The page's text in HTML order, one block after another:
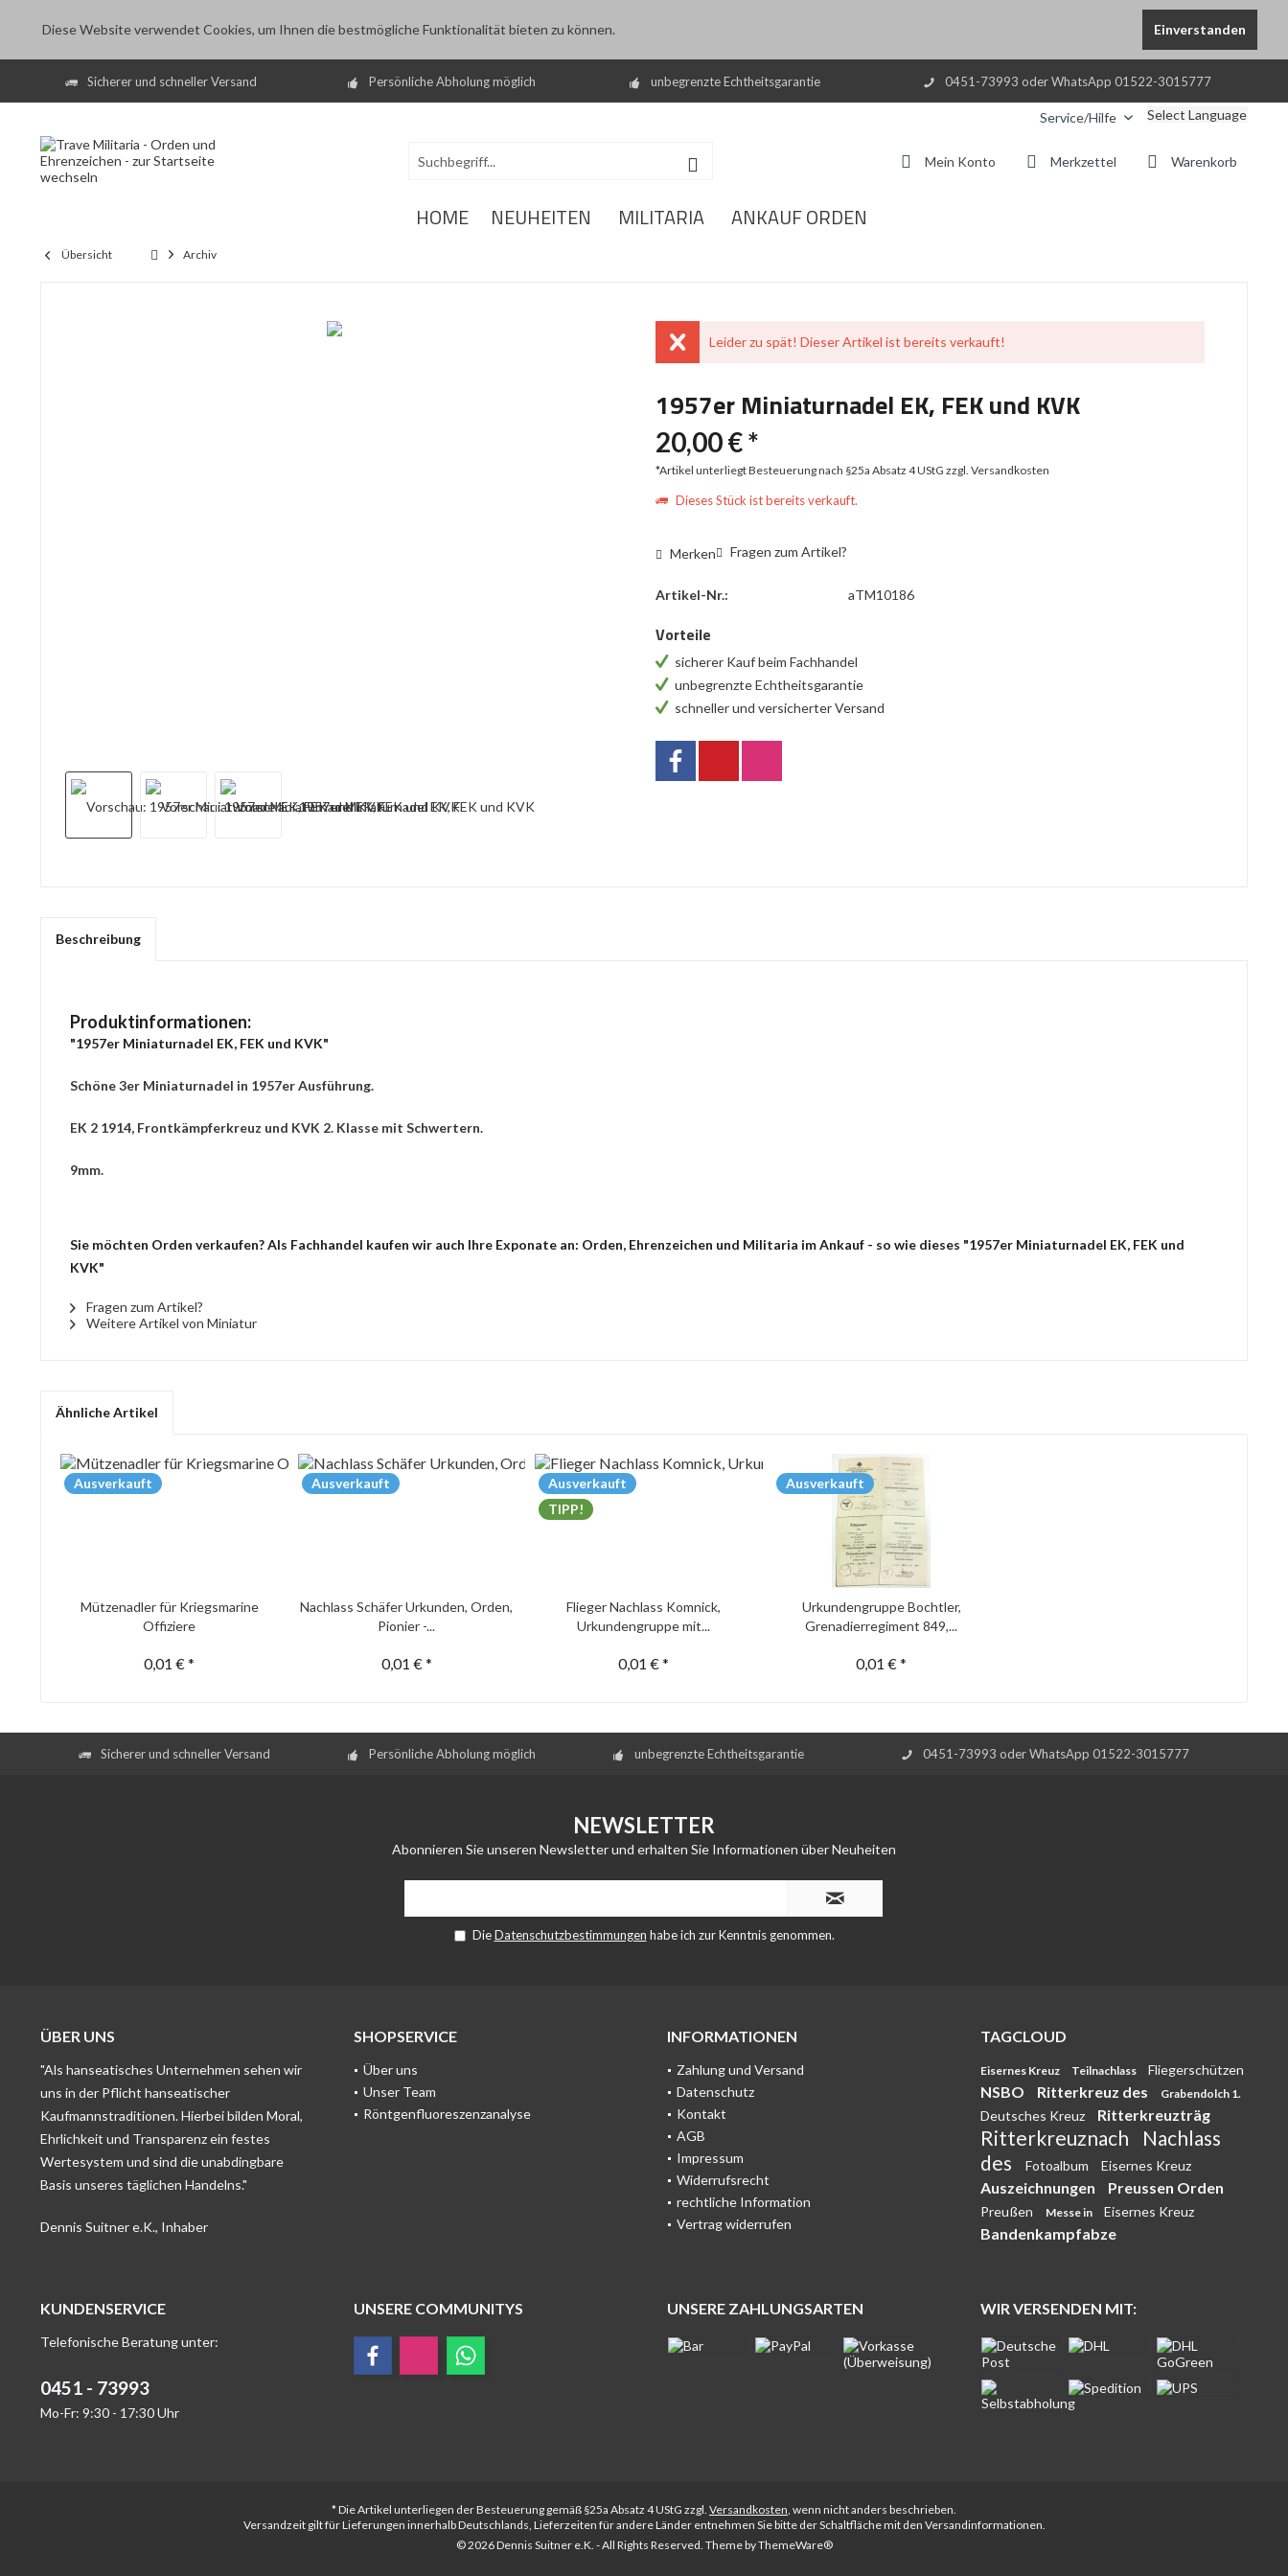
Diese Website verwendet Cookies, um Ihnen die bestmögliche Funktionalität bieten zu können. Einverstanden
Sicherer und schneller Versand Persönliche Abholung möglich unbegrenzte Echtheitsgarantie 0451-73993 oder WhatsApp 01522-3015777
Service/Hilfe Select Language
Warenkorb
Merkzettel
Mein Konto
HOME NEUHEITEN MILITARIA ANKAUF ORDEN
Übersicht Archiv
Leider zu spät! Dieser Artikel ist bereits verkauft!
1957er Miniaturnadel EK, FEK und KVK
20,00 € *
*Artikel unterliegt Besteuerung nach §25a Absatz 4 UStGzzgl. Versandkosten
Dieses Stück ist bereits verkauft.
Merken Fragen zum Artikel?
Artikel-Nr.: aTM10186
Vorteile
sicherer Kauf beim Fachhandel
unbegrenzte Echtheitsgarantie
schneller und versicherter Versand
Beschreibung
Produktinformationen:
"1957er Miniaturnadel EK, FEK und KVK"
Schöne 3er Miniaturnadel in 1957er Ausführung.
EK 2 1914, Frontkämpferkreuz und KVK 2. Klasse mit Schwertern.
9mm.
Sie möchten Orden verkaufen? Als Fachhandel kaufen wir auch Ihre Exponate an: Orden, Ehrenzeichen und Militaria im Ankauf - so wie dieses "1957er Miniaturnadel EK, FEK und
KVK"
Fragen zum Artikel?
Weitere Artikel von Miniatur
Ähnliche Artikel
Ausverkauft
Mützenadler für Kriegsmarine
Offiziere
0,01 € *
Ausverkauft
Nachlass Schäfer Urkunden, Orden,
Pionier -...
0,01 € *
Ausverkauft
TIPP!
Flieger Nachlass Komnick,
Urkundengruppe mit...
0,01 € *
Ausverkauft
Urkundengruppe Bochtler,
Grenadierregiment 849,...
0,01 € *
Sicherer und schneller Versand Persönliche Abholung möglich unbegrenzte Echtheitsgarantie 0451-73993 oder WhatsApp 01522-3015777
NEWSLETTER
Abonnieren Sie unseren Newsletter und erhalten Sie Informationen über Neuheiten
DieDatenschutzbestimmungen habe ich zur Kenntnis genommen.
ÜBER UNS
"Als hanseatisches Unternehmen sehen wir
uns in der Pflicht hanseatischer
Kaufmannstraditionen. Hierbei bilden Moral,
Ehrlichkeit und Transparenz ein festes
Wertesystem und sind die unabdingbare
Basis unseres täglichen Handelns."
Dennis Suitner e.K., Inhaber
SHOPSERVICE
Über uns
Unser Team
Röntgenfluoreszenzanalyse
INFORMATIONEN
Zahlung und Versand
Datenschutz
Kontakt
AGB
Impressum
Widerrufsrecht
rechtliche Information
Vertrag widerrufen
TAGCLOUD
Eisernes Kreuz Teilnachlass Fliegerschützen
NSBO Ritterkreuz des Grabendolch 1.
Deutsches Kreuz Ritterkreuzträg
Ritterkreuznach
Nachlass
des
Fotoalbum Eisernes Kreuz
Auszeichnungen Preussen Orden
Preußen Messe in Eisernes Kreuz
Bandenkampfabze
KUNDENSERVICE
Telefonische Beratung unter:
0451 - 73993
Mo-Fr: 9:30 - 17:30 Uhr
UNSERE COMMUNITYS UNSERE ZAHLUNGSARTEN WIR VERSENDEN MIT:
* Die Artikel unterliegen der Besteuerung gemäß §25a Absatz 4 UStG zzgl. Versandkosten, wenn nicht anders beschrieben.
Versandzeit gilt für Lieferungen innerhalb Deutschlands, Lieferzeiten für andere Länder entnehmen Sie bitte der Schaltfläche mit den Versandinformationen.
© 2026 Dennis Suitner e.K. - All Rights Reserved. Theme byThemeWare®